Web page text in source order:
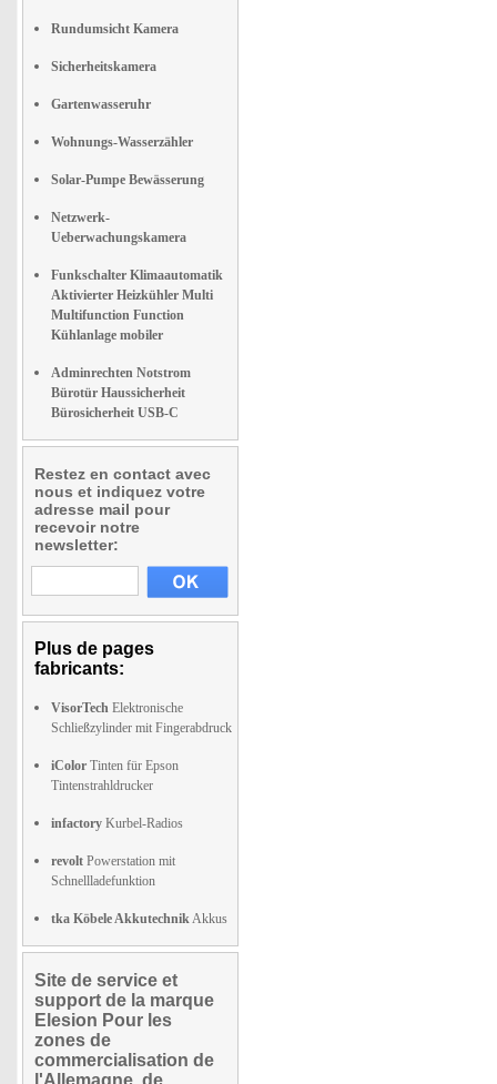
Rundumsicht Kamera
Sicherheitskamera
Gartenwasseruhr
Wohnungs-Wasserzähler
Solar-Pumpe Bewässerung
Netzwerk-
Ueberwachungskamera
Funkschalter Klimaautomatik
Aktivierter Heizkühler Multi
Multifunction Function
Kühlanlage mobiler
Adminrechten Notstrom
Bürotür Haussicherheit
Bürosicherheit USB-C
Restez en contact avec
nous et indiquez votre
adresse mail pour
recevoir notre
newsletter:
Plus de pages
fabricants:
VisorTech Elektronische
Schließzylinder mit Fingerabdruck
iColor Tinten für Epson
Tintenstrahldrucker
infactory Kurbel-Radios
revolt Powerstation mit
Schnellladefunktion
tka Köbele AkkutechnikAkkus
Site de service et
support de la marque
Elesion Pour les
zones de
commercialisation de
l'Allemagne, de